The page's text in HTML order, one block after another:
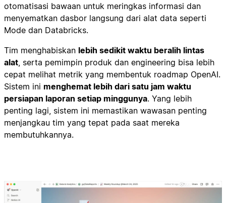
otomatisasi bawaan untuk meringkas informasi dan
menyematkan dasbor langsung dari alat data seperti
Mode dan Databricks.
Tim menghabiskan lebih sedikit waktu beralih lintas
alat , serta pemimpin produk dan engineering bisa lebih
cepat melihat metrik yang membentuk roadmap OpenAI.
Sistem ini menghemat lebih dari satu jam waktu
persiapan laporan setiap minggunya. Yang lebih
penting lagi, sistem ini memastikan wawasan penting
menjangkau tim yang tepat pada saat mereka
membutuhkannya.